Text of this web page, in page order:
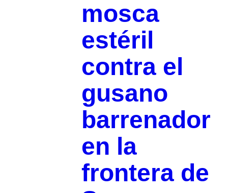
mosca
estéril
contra el
gusano
barrenador
en la
frontera de